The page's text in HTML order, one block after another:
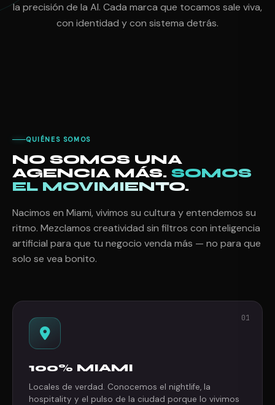
la precisión de la AI. Cada marca que tocamos sale viva,
con identidad y con sistema detrás.
QUIÉNES SOMOS
NO SOMOS UNA
AGENCIA MÁS. SOMOS
EL MOVIMIENTO.
Nacimos en Miami, vivimos su cultura y entendemos su
ritmo. Mezclamos creatividad sin filtros con inteligencia
artificial para que tu negocio venda más — no para que
solo se vea bonito.
01
100% MIAMI
Locales de verdad. Conocemos el nightlife, la
hospitality y el pulso de la ciudad porque lo vivimos